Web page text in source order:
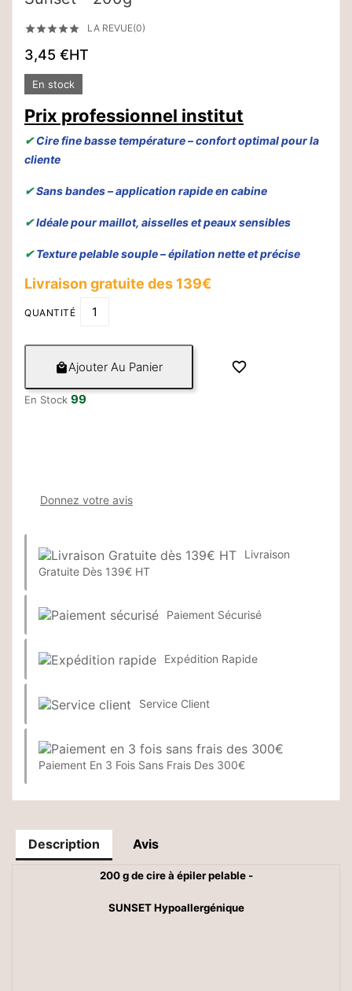
 LA REVUE(0)
3,45 €HT
En stock
Prix professionnel institut
✔Cire fine basse température – confort optimal pour la
cliente
✔Sans bandes – application rapide en cabine
✔Idéale pour maillot, aisselles et peaux sensibles
✔Texture pelable souple – épilation nette et précise
Livraison gratuite des 139€
QUANTITÉ
Ajouter Au Panier 
En Stock 99
Donnez votre avis
Livraison
Gratuite Dès 139€ HT
Paiement Sécurisé
Expédition Rapide
Service Client
Paiement En 3 Fois Sans Frais Des 300€
Description Avis
200 g de cire à épiler pelable -
SUNSET Hypoallergénique